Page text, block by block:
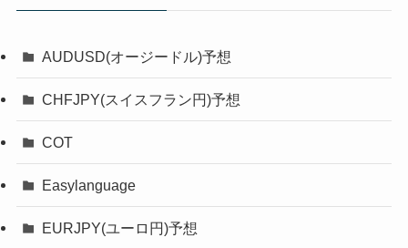
AUDUSD(オージードル)予想
CHFJPY(スイスフラン円)予想
COT
Easylanguage
EURJPY(ユーロ円)予想